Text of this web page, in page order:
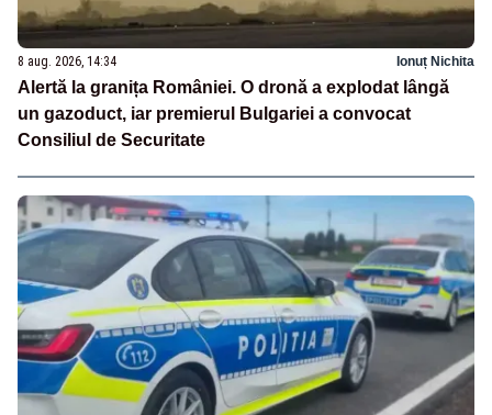
8 aug. 2026, 14:34 Ionuț Nichita
Alertă la granița României. O dronă a explodat lângă
un gazoduct, iar premierul Bulgariei a convocat
Consiliul de Securitate